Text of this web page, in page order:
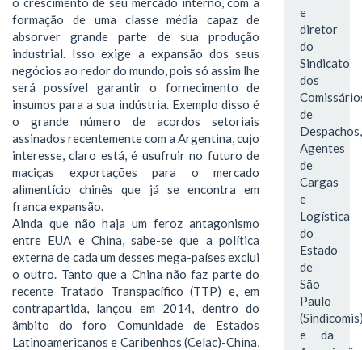
formação de uma classe média capaz de
absorver grande parte de sua produção
industrial. Isso exige a expansão dos seus
negócios ao redor do mundo, pois só assim lhe
será possível garantir o fornecimento de
insumos para a sua indústria. Exemplo disso é
o grande número de acordos setoriais
assinados recentemente com a Argentina, cujo
interesse, claro está, é usufruir no futuro de
maciças exportações para o mercado
alimentício chinês que já se encontra em
franca expansão.
Ainda que não haja um feroz antagonismo
entre EUA e China, sabe-se que a política
externa de cada um desses mega-países exclui
o outro. Tanto que a China não faz parte do
recente Tratado Transpacífico (TTP) e, em
contrapartida, lançou em 2014, dentro do
âmbito do foro Comunidade de Estados
Latinoamericanos e Caribenhos (Celac)-China,
e
diretor
do
Sindicato
dos
de
Despachos,
Agentes
de
Cargas
e
Logística
do
Estado
de
São
Paulo
e da